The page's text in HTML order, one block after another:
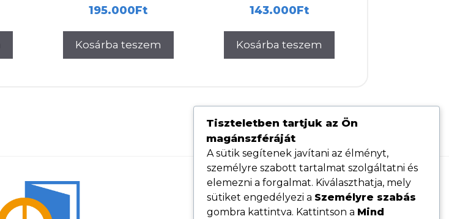
195.000Ft
Kosárba teszem
143.000Ft
Kosárba teszem
Hasznos linkek
Adatvédelmi tájékoztató
Tiszteletben tartjuk az Ön
magánszféráját
A sütik segítenek javítani az élményt,
személyre szabott tartalmat szolgáltatni és
elemezni a forgalmat. Kiválaszthatja, mely
sütiket engedélyezi a Személyre szabás
gombra kattintva. Kattintson a Mind